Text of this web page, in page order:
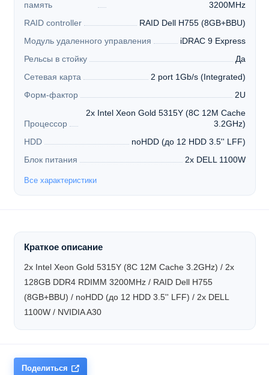
память
3200MHz
RAID controller
RAID Dell H755 (8GB+BBU)
Модуль удаленного управления
iDRAC 9 Express
Рельсы в стойку
Да
Сетевая карта
2 port 1Gb/s (Integrated)
Форм-фактор
2U
Процессор
2x Intel Xeon Gold 5315Y (8C 12M Cache
3.2GHz)
HDD
noHDD (до 12 HDD 3.5'' LFF)
Блок питания
2x DELL 1100W
Все характеристики
Краткое описание
2x Intel Xeon Gold 5315Y (8C 12M Cache 3.2GHz) / 2x
128GB DDR4 RDIMM 3200MHz / RAID Dell H755
(8GB+BBU) / noHDD (до 12 HDD 3.5'' LFF) / 2x DELL
1100W / NVIDIA A30
Поделиться